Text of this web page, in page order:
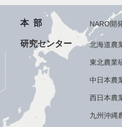
本部 NARO開
研究センター 北海道農
東北農業
中日本農
西日本農
九州沖縄